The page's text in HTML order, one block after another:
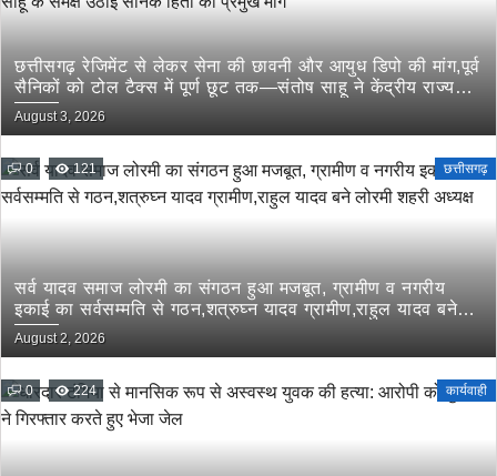
छत्तीसगढ़ रेजिमेंट से लेकर सेना की छावनी और आयुध डिपो की मांग,पूर्व
सैनिकों को टोल टैक्स में पूर्ण छूट तक—संतोष साहू ने केंद्रीय राज्य
मंत्री तोखन साहू के समक्ष उठाई सैनिक हितों की प्रमुख मांगें
August 3, 2026
0 121 छत्तीसगढ़
सर्व यादव समाज लोरमी का संगठन हुआ मजबूत, ग्रामीण व नगरीय
इकाई का सर्वसम्मति से गठन,शत्रुघ्न यादव ग्रामीण,राहुल यादव बने
लोरमी शहरी अध्यक्ष
August 2, 2026
0 224 कार्यवाही